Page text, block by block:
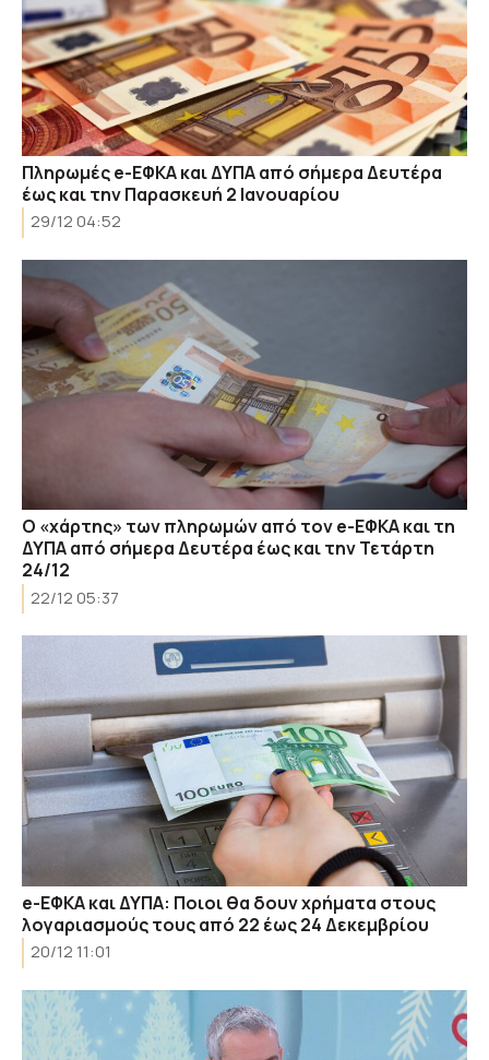
Πληρωμές e-ΕΦΚΑ και ΔΥΠΑ από σήμερα Δευτέρα
έως και την Παρασκευή 2 Ιανουαρίου
29/12 04:52
Ο «χάρτης» των πληρωμών από τον e-ΕΦΚΑ και τη
ΔΥΠΑ από σήμερα Δευτέρα έως και την Τετάρτη
24/12
22/12 05:37
e-ΕΦΚΑ και ΔΥΠΑ: Ποιοι θα δουν χρήματα στους
λογαριασμούς τους από 22 έως 24 Δεκεμβρίου
20/12 11:01